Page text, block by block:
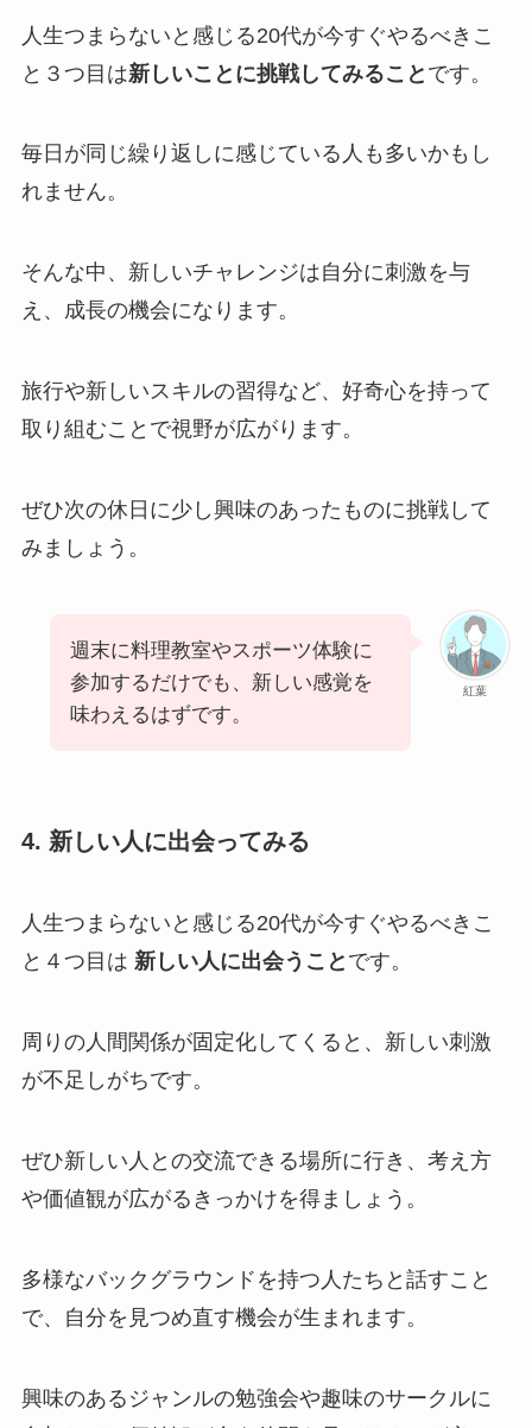
人生つまらないと感じる20代が今すぐやるべきこ
と３つ目は新しいことに挑戦してみること です。
毎日が同じ繰り返しに感じている人も多いかもし
れません。
そんな中、新しいチャレンジは自分に刺激を与
え、成長の機会になります。
旅行や新しいスキルの習得など、好奇心を持って
取り組むことで視野が広がります。
ぜひ次の休日に少し興味のあったものに挑戦して
みましょう。
紅葉
週末に料理教室やスポーツ体験に
参加するだけでも、新しい感覚を
味わえるはずです。
4. 新しい人に出会ってみる
人生つまらないと感じる20代が今すぐやるべきこ
と４つ目は 新しい人に出会うこと です。
周りの人間関係が固定化してくると、新しい刺激
が不足しがちです。
ぜひ新しい人との交流できる場所に行き、考え方
や価値観が広がるきっかけを得ましょう。
多様なバックグラウンドを持つ人たちと話すこと
で、自分を見つめ直す機会が生まれます。
興味のあるジャンルの勉強会や趣味のサークルに